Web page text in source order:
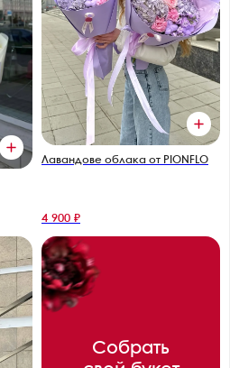
Лавандове облака от PIONFLO
4 900 ₽
Собрать